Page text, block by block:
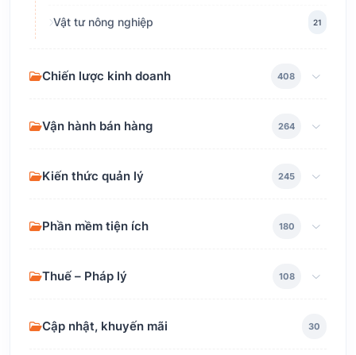
Vật tư nông nghiệp 21
Chiến lược kinh doanh 408
Vận hành bán hàng 264
Kiến thức quản lý 245
Phần mềm tiện ích 180
Thuế – Pháp lý 108
Cập nhật, khuyến mãi 30